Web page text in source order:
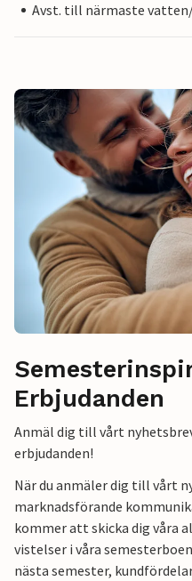
Avst. till närmaste
Erbjudanden
Anmäl dig till vårt
erbjudanden!
När du anmäler dig till vårt
marknadsförande
kommer att skicka dig våra
vistelser i våra
nästa semester,